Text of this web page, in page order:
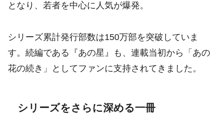
となり、若者を中心に人気が爆発。
シリーズ累計発行部数は150万部を突破していま
す。続編である『あの星』も、連載当初から「あの
花の続き」としてファンに支持されてきました。
シリーズをさらに深める一冊